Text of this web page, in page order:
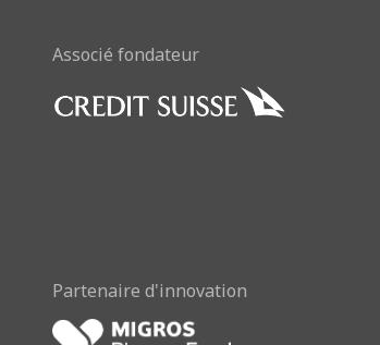
Download now
Associé fondateur
Partenaire d'innovation